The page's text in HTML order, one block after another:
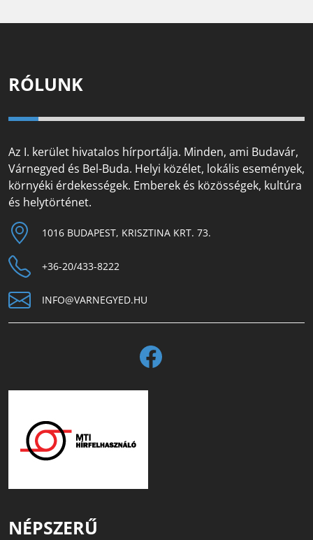
RÓLUNK
Az I. kerület hivatalos hírportálja. Minden, ami Budavár,
Várnegyed és Bel-Buda. Helyi közélet, lokális események,
környéki érdekességek. Emberek és közösségek, kultúra
és helytörténet.
1016 BUDAPEST, KRISZTINA KRT. 73.
+36-20/433-8222
INFO@VARNEGYED.HU
NÉPSZERŰ